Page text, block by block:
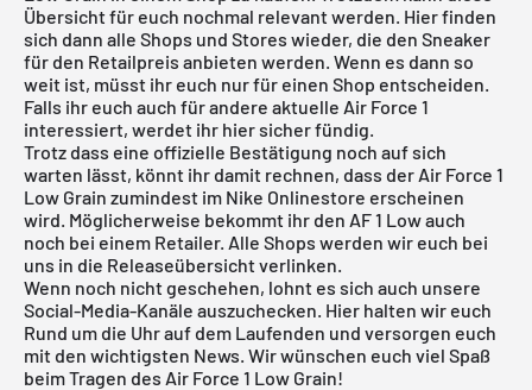
Übersicht für euch nochmal relevant werden. Hier finden
sich dann alle Shops und Stores wieder, die den Sneaker
für den Retailpreis anbieten werden. Wenn es dann so
weit ist, müsst ihr euch nur für einen Shop entscheiden.
Falls ihr euch auch für andere aktuelle Air Force 1
interessiert, werdet ihr hiersicher fündig.
Trotz dass eine offizielle Bestätigung noch auf sich
warten lässt, könnt ihr damit rechnen, dass der Air Force 1
Low Grain zumindest im Nike Onlinestore erscheinen
wird. Möglicherweise bekommt ihr den AF 1 Low auch
noch bei einem Retailer. Alle Shops werden wir euch bei
uns in die Releaseübersichtverlinken.
Wenn noch nicht geschehen, lohnt es sich auch unsere
Social-Media-Kanäle auszuchecken. Hier halten wir euch
Rund um die Uhr auf dem Laufenden und versorgen euch
mit den wichtigsten News. Wir wünschen euch viel Spaß
beim Tragen des Air Force 1 Low Grain!